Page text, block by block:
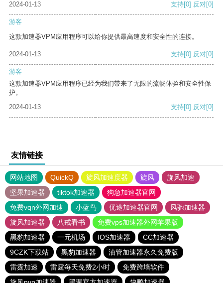
2024-01-13 支持[0] 反对[0]
游客
这款加速器VPM应用程序可以给你提供最高速度和安全性的连接。
2024-01-13 支持[0] 反对[0]
游客
这款加速器VPM应用程序已经为我们带来了无限的流畅体验和安全性保
护。
2024-01-13
支持[0] 反对[0]
友情链接
网站地图 QuickQ 旋风加速度器 旋风
旋风加速
坚果加速器
tiktok加速器
狗急加速器官网
免费vqn外网加速
小蓝鸟 优途加速器官网
风驰加速器
旋风加速器
八戒看书
免费vps加速器外网苹果版
黑豹加速器
一元机场 IOS加速器
CC加速器
9CZK下载站
黑豹加速器
油管加速器永久免费版
雷霆加速
雷霆每天免费2小时
免费跨墙软件